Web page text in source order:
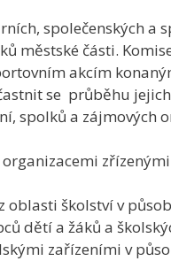
společenských a
městské části.
akcím
se průběhu
spolků a zájmových
školství v
dětí a žáků a
zařízeními v